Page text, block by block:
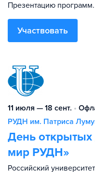
Презентацию программ.
Участвовать
11 июля — 18 сент. •
РУДН им. Патриса
День открытых
мир РУДН»
Российский